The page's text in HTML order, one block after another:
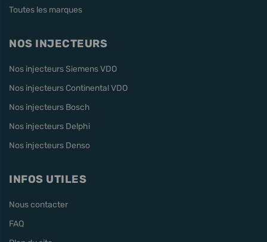
Toutes les marques
NOS INJECTEURS
Nos injecteurs Siemens VDO
Nos injecteurs Continental VDO
Nos injecteurs Bosch
Nos injecteurs Delphi
Nos injecteurs Denso
INFOS UTILES
Nous contacter
FAQ